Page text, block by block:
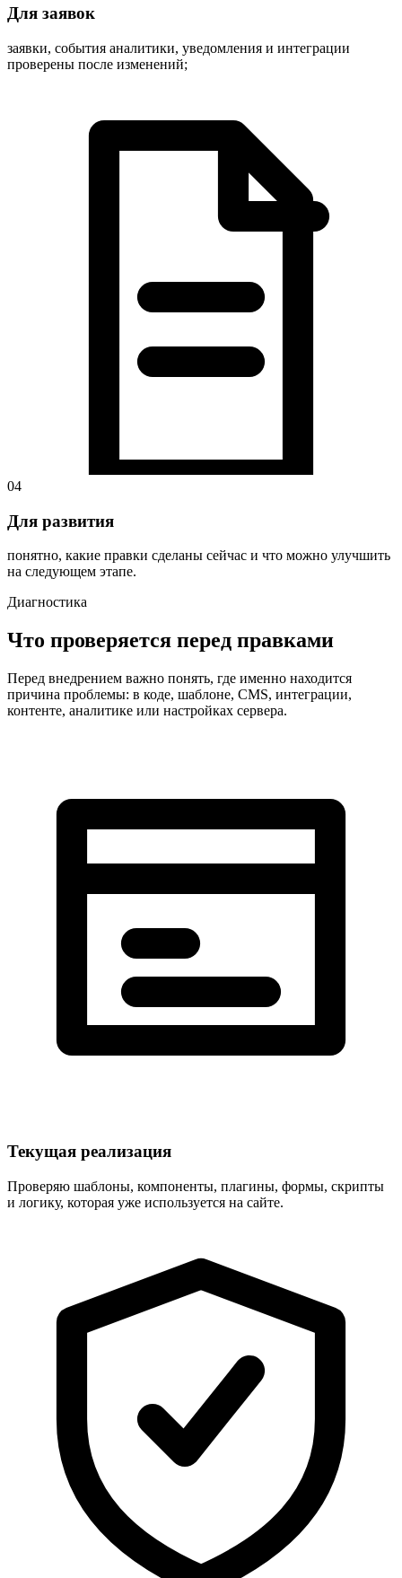
Для заявок
заявки, события аналитики, уведомления и интеграции
проверены после изменений;
04
Для развития
понятно, какие правки сделаны сейчас и что можно улучшить
на следующем этапе.
Диагностика
Что проверяется перед правками
Перед внедрением важно понять, где именно находится
причина проблемы: в коде, шаблоне, CMS, интеграции,
контенте, аналитике или настройках сервера.
Текущая реализация
Проверяю шаблоны, компоненты, плагины, формы, скрипты
и логику, которая уже используется на сайте.